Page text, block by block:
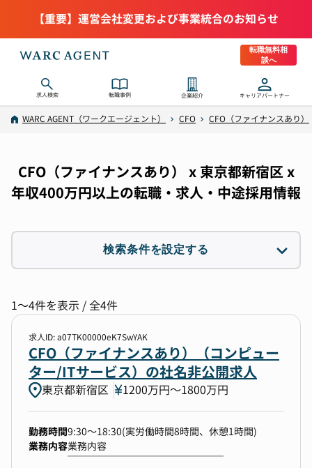
【重要】運営会社変更および事業統合のお知らせ
転職無料相
談へ
求人検索 転職事例 企業紹介 キャリアパートナー
WARC AGENT（ワークエージェント） CFO CFO（ファイナンスあり）
CFO（ファイナンスあり） x 東京都新宿区 x
年収400万円以上の転職・求人・中途採用情報
検索条件を設定する
1件選択
勤務地
1件選択
年収
400万円以上〜上限なし
1〜4件を表示 / 全4件
求人ID: a07TK00000eK7SwYAK
CFO（ファイナンスあり）（コンピュー
ター/ITサービス）の社名非公開求人
東京都新宿区 1200万円〜1800万円
勤務時間9:30～18:30(実労働時間8時間、休憩1時間)
業務内容業務内容
￣￣￣￣￣￣￣￣￣￣￣￣￣￣￣￣